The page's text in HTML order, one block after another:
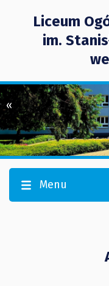
Liceum
im.
«
Menu